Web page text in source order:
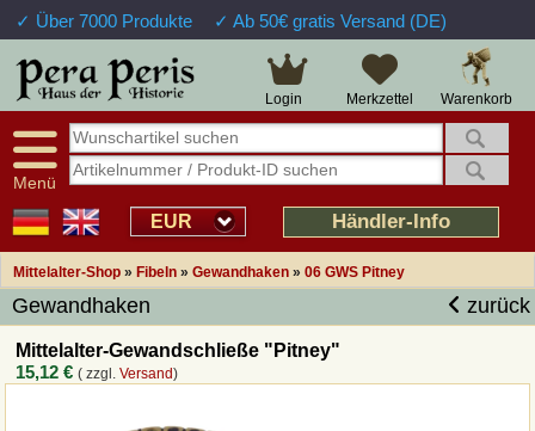
✓ Über 7000 Produkte ✓ Ab 50€ gratis Versand (DE)
Warenkorb
Merkzettel
Login
Menü
EUR Händler-Info
Mittelalter-Shop » Fibeln » Gewandhaken » 06 GWS Pitney
Gewandhaken zurück
Mittelalter-Gewandschließe "Pitney"
15,12 € ( zzgl.Versand)
Große Auswahl
Verfügbarkeitsanzeige
Sendungsverfolgung
Intelligente Navigation
Freundlicher Service
14 Tage Widerrufsrecht
Über 25 Jahre Erfahrung
Schnelle Rücküberweisung
Kulant bei Retouren
Prof. Auftragsabwicklung
Übersicht Mittelalter-Produkte
Impressum
Widerrufsfunktion